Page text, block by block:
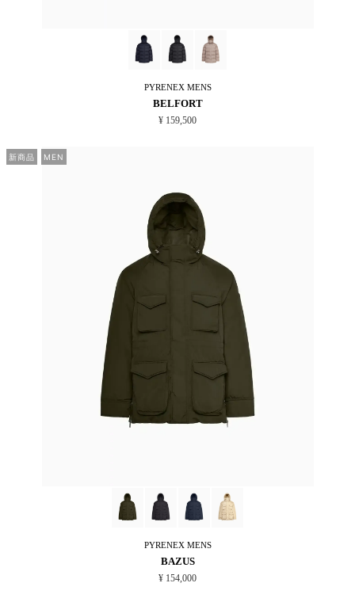
PYRENEXMENS
BELFORT
¥ 159,500
新商品 MEN
PYRENEXMENS
BAZUS
¥ 154,000